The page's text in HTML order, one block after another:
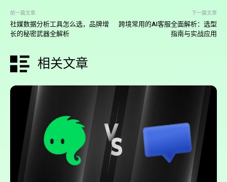
前一篇文章
社媒数据分析工具怎么选，品牌增
长的秘密武器全解析
下一篇文章
跨境常用的AI客服全面解析：选型
指南与实战应用
相关文章